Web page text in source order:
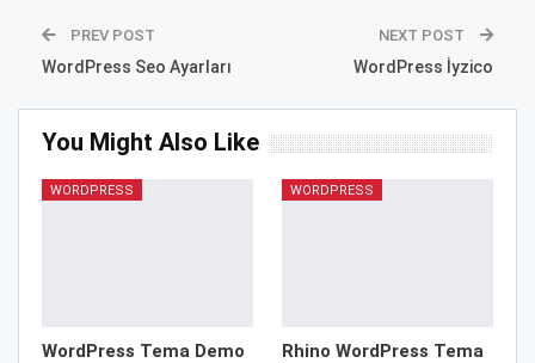
PREV POST
WordPress Seo Ayarları
NEXT POST
WordPress İyzico
You Might Also Like
WORDPRESS
WordPress Tema Demo
WORDPRESS
Rhino WordPress Tema